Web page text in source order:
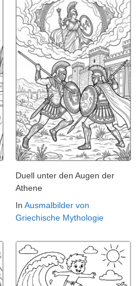
Duell unter den Augen der
Athene
In Ausmalbilder von
Griechische Mythologie